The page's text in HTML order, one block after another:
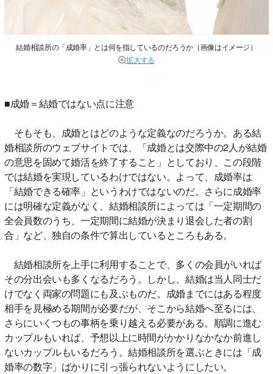
結婚相談所の「成婚率」とは何を指しているのだろうか（画像はイメージ）
拡大する
■成婚＝結婚ではない点に注意
そもそも、成婚とはどのような定義なのだろうか。ある結
婚相談所のウェブサイトでは、「成婚とは交際中の2人が結婚
の意思を固めて婚活を終了すること」としており、この段階
では結婚を実現しているわけではない。よって、成婚率は
「結婚できる確率」というわけではないのだ。さらに成婚率
には明確な定義がなく、結婚相談所によっては「一定期間の
全会員数のうち、一定期間に結婚が決まり退会した者の割
合」など、独自の条件で算出しているところもある。
結婚相談所を上手に利用することで、多くの会員がいれば
その分出会いも多くなるだろう。しかし、結婚は当人同士だ
けでなく両家の問題にも及ぶものだ。成婚までにはある程度
相手を見極める期間が必要だが、そこから結婚へ至るには、
さらにいくつもの事柄を乗り越える必要がある。順調に進む
カップルもいれば、予想以上に時間がかかりなかなか前進し
ないカップルもいるだろう。結婚相談所を選ぶときには「成
婚率の数字」ばかりに引っ張られないようにしたい。